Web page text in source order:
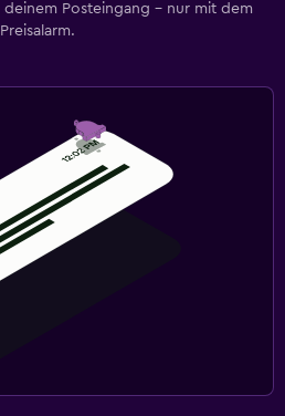
deinem Posteingang – nur mit dem
Preisalarm.